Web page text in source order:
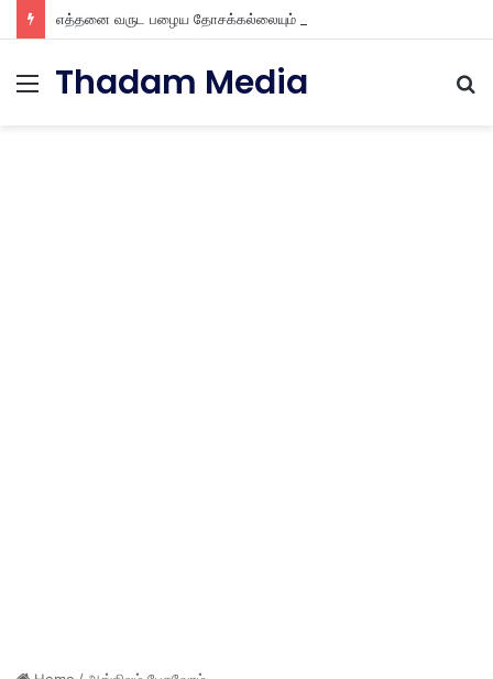
Menu
Thadam Media